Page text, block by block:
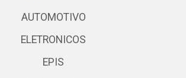
AUTOMOTIVO
ELETRONICOS
EPIS